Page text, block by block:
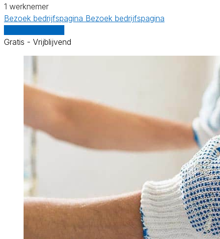
1 werknemer
Bezoek bedrijfspagina Bezoek bedrijfspagina
Gratis - Vrijblijvend